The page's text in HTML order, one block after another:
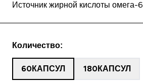
Источник жирной кислоты омега-6
Количество:
60КАПСУЛ 180КАПСУЛ